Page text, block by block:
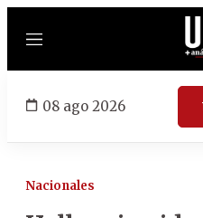
Menú
08 ago 2026
Nacionales